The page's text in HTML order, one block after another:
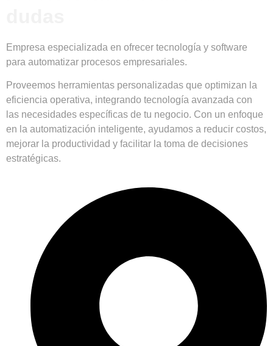
Empresa especializada en ofrecer tecnología y software
para automatizar procesos empresariales.
Proveemos herramientas personalizadas que optimizan la
eficiencia operativa, integrando tecnología avanzada con
las necesidades específicas de tu negocio. Con un enfoque
en la automatización inteligente, ayudamos a reducir costos,
mejorar la productividad y facilitar la toma de decisiones
estratégicas.